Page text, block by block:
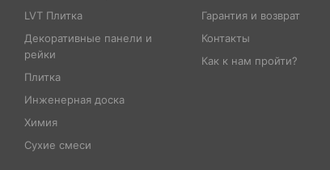
LVT Плитка
Декоративные панели и
рейки
Плитка
Инженерная доска
Химия
Сухие смеси
Гарантия и возврат
Контакты
Как к нам пройти?